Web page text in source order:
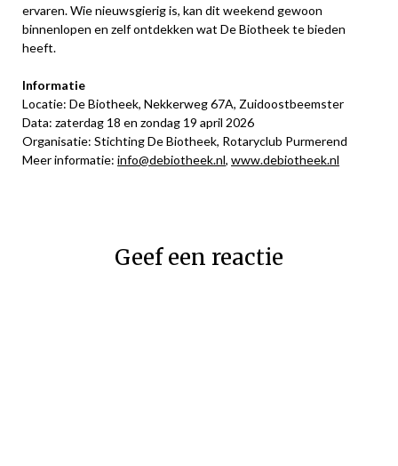
ervaren. Wie nieuwsgierig is, kan dit weekend gewoon
binnenlopen en zelf ontdekken wat De Biotheek te bieden
heeft.
Informatie
Locatie: De Biotheek, Nekkerweg 67A, Zuidoostbeemster
Data: zaterdag 18 en zondag 19 april 2026
Organisatie: Stichting De Biotheek, Rotaryclub Purmerend
Meer informatie: info@debiotheek.nl, www.debiotheek.nl
Geef een reactie